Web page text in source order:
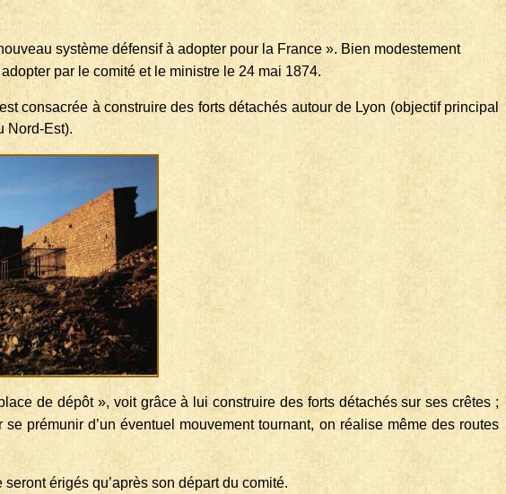
système défensif à adopter pour la France ». Bien modestement
par le comité et le ministre le 24 mai 1874.
consacrée à construire des forts détachés autour de Lyon (objectif principal
Nord-Est).
de dépôt », voit grâce à lui construire des forts détachés sur ses crêtes ;
prémunir d’un éventuel mouvement tournant, on réalise même des routes
érigés qu’après son départ du comité.